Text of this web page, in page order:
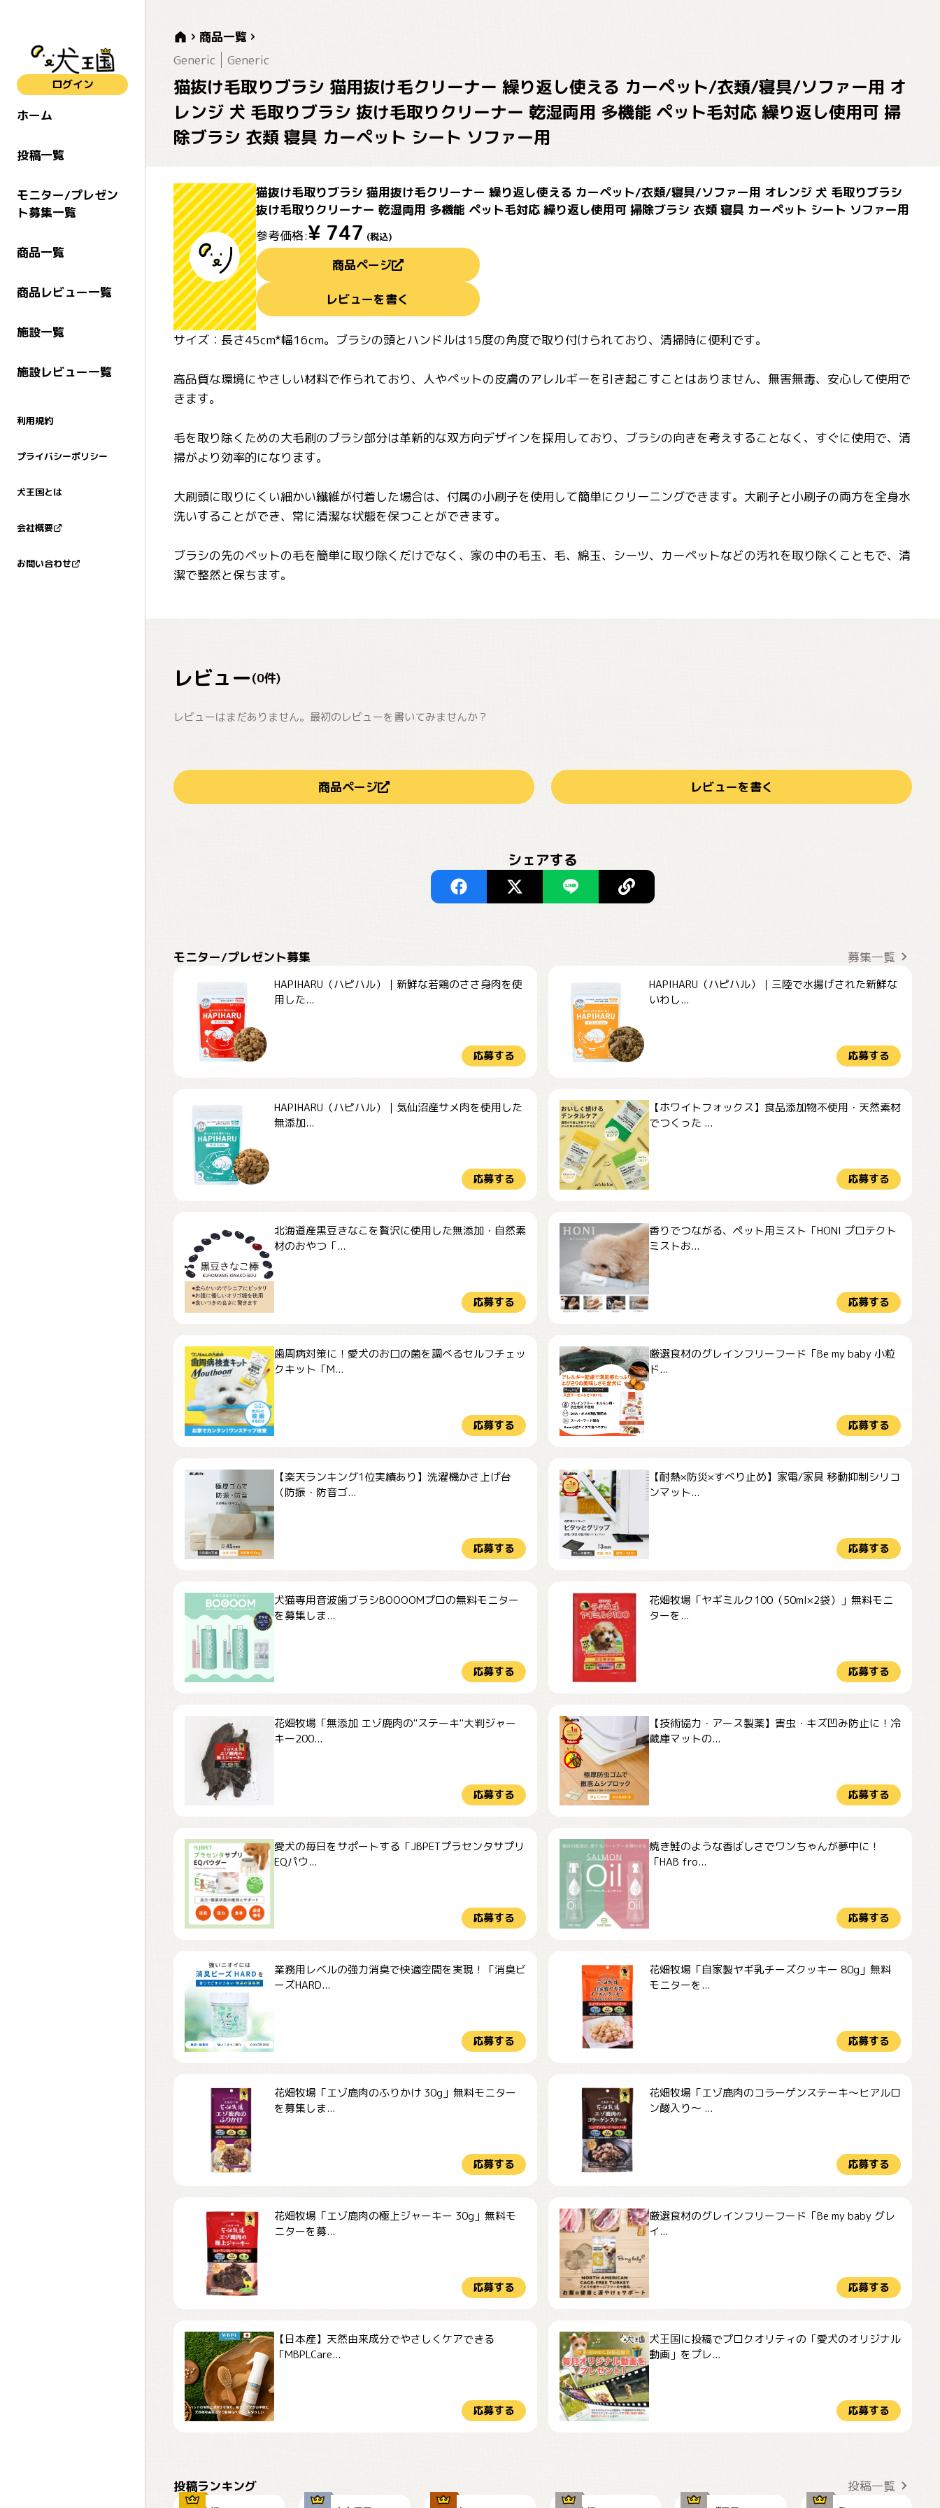
ログイン
ホーム
投稿一覧
モニター/プレゼン
ト募集一覧
商品一覧
商品レビュー一覧
施設一覧
施設レビュー一覧
利用規約
プライバシーポリシー
犬王国とは
会社概要
お問い合わせ
商品一覧
Generic
Generic
猫抜け毛取りブラシ 猫用抜け毛クリーナー 繰り返し使える カーペット/衣類/寝具/ソファー用 オ
レンジ 犬 毛取りブラシ 抜け毛取りクリーナー 乾湿両用 多機能 ペット毛対応 繰り返し使用可 掃
除ブラシ 衣類 寝具 カーペット シート ソファー用
猫抜け毛取りブラシ 猫用抜け毛クリーナー 繰り返し使える カーペット/衣類/寝具/ソファー用 オレンジ 犬 毛取りブラシ
抜け毛取りクリーナー 乾湿両用 多機能 ペット毛対応 繰り返し使用可 掃除ブラシ 衣類 寝具 カーペット シート ソファー用
参考価格:¥ 747 (税込)
商品ページ
レビューを書く
サイズ：長さ45cm*幅16cm。ブラシの頭とハンドルは15度の角度で取り付けられており、清掃時に便利です。
高品質な環境にやさしい材料で作られており、人やペットの皮膚のアレルギーを引き起こすことはありません、無害無毒、安心して使用で
きます。
毛を取り除くための大毛刷のブラシ部分は革新的な双方向デザインを採用しており、ブラシの向きを考えすることなく、すぐに使用で、清
掃がより効率的になります。
大刷頭に取りにくい細かい繊維が付着した場合は、付属の小刷子を使用して簡単にクリーニングできます。大刷子と小刷子の両方を全身水
洗いすることができ、常に清潔な状態を保つことができます。
ブラシの先のペットの毛を簡単に取り除くだけでなく、家の中の毛玉、毛、綿玉、シーツ、カーペットなどの汚れを取り除くこともで、清
潔で整然と保ちます。
レビュー(0件)
レビューはまだありません。最初のレビューを書いてみませんか？
商品ページ レビューを書く
シェアする
モニター/プレゼント募集 募集一覧
HAPIHARU（ハピハル）｜新鮮な若鶏のささ身肉を使
用した...
応募する
HAPIHARU（ハピハル）｜三陸で水揚げされた新鮮な
いわし...
応募する
HAPIHARU（ハピハル）｜気仙沼産サメ肉を使用した
無添加...
応募する
【ホワイトフォックス】食品添加物不使用・天然素材
でつくった ...
応募する
北海道産黒豆きなこを贅沢に使用した無添加・自然素
材のおやつ「...
応募する
香りでつながる、ペット用ミスト「HONI プロテクト
ミストお...
応募する
歯周病対策に！愛犬のお口の菌を調べるセルフチェッ
クキット「M...
応募する
厳選食材のグレインフリーフード「Be my baby 小粒
ド...
応募する
【楽天ランキング1位実績あり】洗濯機かさ上げ台
（防振・防音ゴ...
応募する
【耐熱×防災×すべり止め】家電/家具 移動抑制シリコ
ンマット...
応募する
犬猫専用音波歯ブラシBOOOOMプロの無料モニター
を募集しま...
応募する
花畑牧場「ヤギミルク100（50ml×2袋）」無料モニ
ターを...
応募する
花畑牧場「無添加 エゾ鹿肉の"ステーキ"大判ジャー
キー200...
応募する
【技術協力・アース製薬】害虫・キズ凹み防止に！冷
蔵庫マットの...
応募する
愛犬の毎日をサポートする「JBPETプラセンタサプリ
EQパウ...
応募する
焼き鮭のような香ばしさでワンちゃんが夢中に！
「HAB fro...
応募する
業務用レベルの強力消臭で快適空間を実現！「消臭ビ
ーズHARD...
応募する
花畑牧場「自家製ヤギ乳チーズクッキー 80g」無料
モニターを...
応募する
花畑牧場「エゾ鹿肉のふりかけ 30g」無料モニター
を募集しま...
応募する
花畑牧場「エゾ鹿肉のコラーゲンステーキ～ヒアルロ
ン酸入り～ ...
応募する
花畑牧場「エゾ鹿肉の極上ジャーキー 30g」無料モ
ニターを募...
応募する
厳選食材のグレインフリーフード「Be my baby グレ
イ...
応募する
【日本産】天然由来成分でやさしくケアできる
「MBPLCare...
応募する
犬王国に投稿でプロクオリティの「愛犬のオリジナル
動画」をプレ...
応募する
投稿ランキング 投稿一覧